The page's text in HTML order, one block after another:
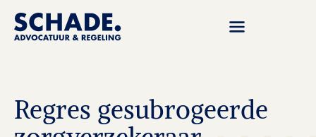
Regres gesubrogeerde